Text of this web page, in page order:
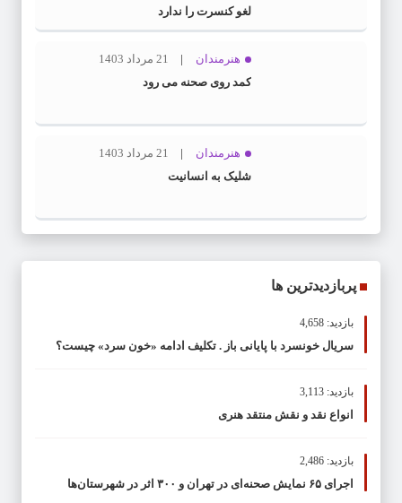
لغو کنسرت را ندارد
هنرمندان
21 مرداد 1403
کمد روی صحنه می رود
هنرمندان
21 مرداد 1403
شلیک به انسانیت
پربازدیدترین ها
بازدید: 4,658
سریال خونسرد با پایانی باز . تکلیف ادامه «خون سرد» چیست؟
بازدید: 3,113
انواع نقد و نقش منتقد هنری
بازدید: 2,486
اجرای ۶۵ نمایش صحنه‌ای در تهران و ۳۰۰ اثر در شهرستان‌ها